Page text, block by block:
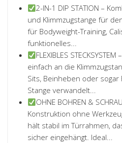
2-IN-1 DIP STATION –
und Klimmzugstange für
für Bodyweight-Training,
funktionelles...
FLEXIBLES
einfach an die
Sits, Beinheben oder sogar
Stange verwandelt...
OHNE BOHREN &
Konstruktion ohne
hält stabil im Türrahmen,
sicher eingehängt. Ideal...